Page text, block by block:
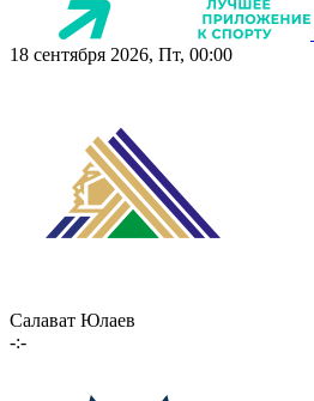
18 сентября 2026, Пт, 00:00
Салават Юлаев
-:-